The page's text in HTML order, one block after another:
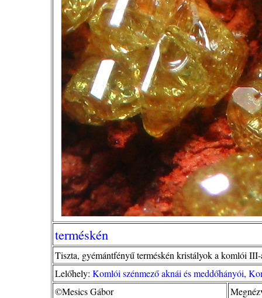
terméskén
Tiszta, gyémántfényű terméskén kristályok a komlói
Lelőhely: Komlói szénmező aknái és meddőhányói,
©Mesics Gábor